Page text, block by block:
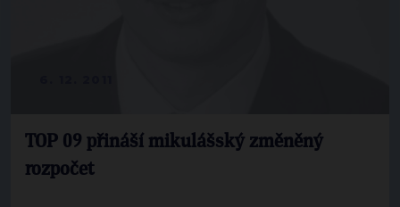
TOP 09 přináší mikulášský změněný
rozpočet